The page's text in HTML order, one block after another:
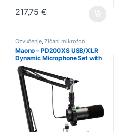
217,75€
Ozvučenje,Žičani mikrofoni
Maono – PD200XS USB/XLR
Dynamic Microphone Set with
Boom Arm